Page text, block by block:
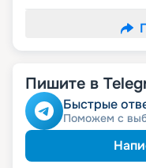
Пишите в
Быстрые
Поможем с